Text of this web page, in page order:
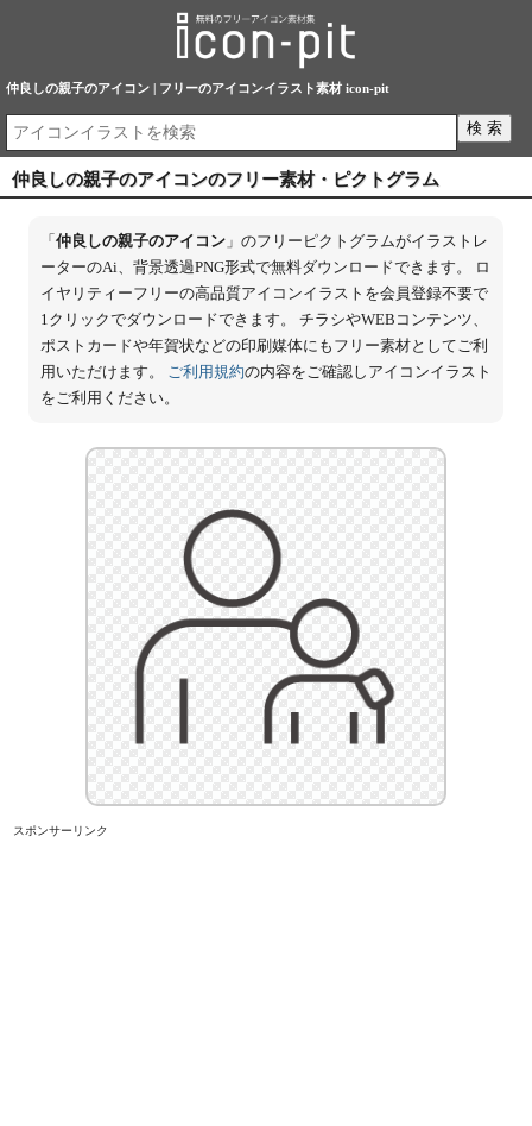
仲良しの親子のアイコン | フリーのアイコンイラスト素材 icon-pit
仲良しの親子のアイコンのフリー素材・ピクトグラム
「 仲良しの親子のアイコン」のフリーピクトグラムがイラストレ
ーターのAi、背景透過PNG形式で無料ダウンロードできます。 ロ
イヤリティーフリーの高品質アイコンイラストを会員登録不要で
1クリックでダウンロードできます。 チラシやWEBコンテンツ、
ポストカードや年賀状などの印刷媒体にもフリー素材としてご利
用いただけます。 ご利用規約の内容をご確認しアイコンイラスト
をご利用ください。
スポンサーリンク